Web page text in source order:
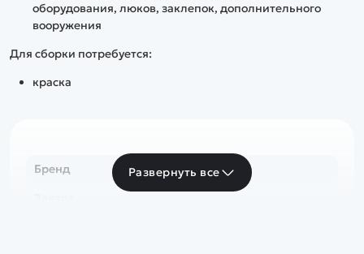
оборудования, люков, заклепок, дополнительного
вооружения
Для сборки потребуется:
краска
Бренд
Развернуть все